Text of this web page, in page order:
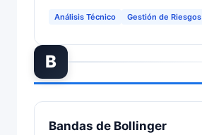
Análisis Técnico Gestión de Riesgos
B
Bandas de Bollinger